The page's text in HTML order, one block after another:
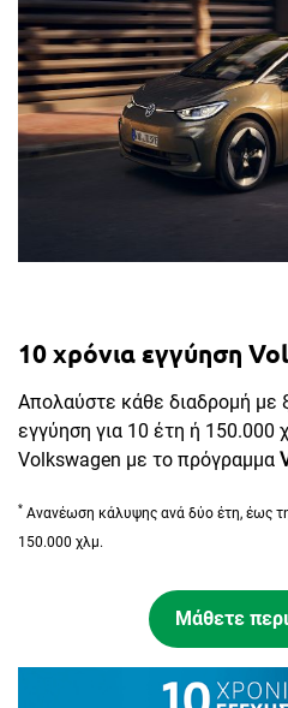
10 χρόνια εγγύηση
Απολαύστε κάθε διαδρομή με
εγγύηση για 10 έτη ή 150.000
Volkswagen με το πρόγραμμα
* Ανανέωση κάλυψης ανά δύο έτη, έως
150.000 χλμ.
Μάθετε